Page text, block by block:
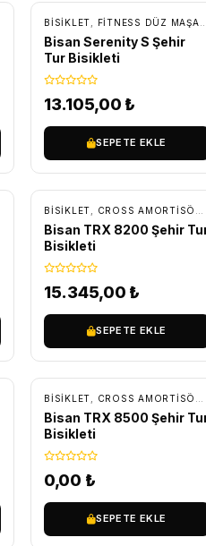
TUR - TREKKING BISIKLETLER
BİSİKLET FITNESS DÜZ MAŞA BISIKLETLER
Bisan Serenity S Şehir
Tur Bisikleti
13.105,00 ₺
SEPETE EKLE
TUR - TREKKING BISIKLETLER
BİSİKLET CROSS AMORTISÖRLÜ BISIKLETLER
Bisan TRX 8200 Şehir
Bisikleti
15.345,00 ₺
SEPETE EKLE
TUR - TREKKING BISIKLETLER
BİSİKLET CROSS AMORTISÖRLÜ BISIKLETLER
Bisan TRX 8500 Şehir
Bisikleti
0,00 ₺
SEPETE EKLE